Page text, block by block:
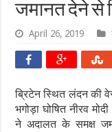
जमानत देने से
April 26, 2019
ब्रिटेन स्थित लंदन की
भगोड़ा घोषित नीरव
ने अदालत के समक्ष